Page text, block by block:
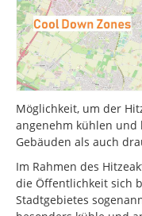
Möglichkeit, um der
angenehm kühlen und
Gebäuden als auch
Im Rahmen des
die Öffentlichkeit sich
Stadtgebietes